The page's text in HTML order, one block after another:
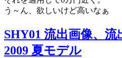
う～ん、欲しいけど高いなぁ
SHY01 流出画像、
2009 夏モデル